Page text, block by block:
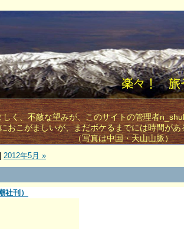
く、不敵な望みが、このサイトの管理者
おこがましいが、まだボケるまでには時間が
（写真は中国・天山山脈）
2012年5月 »
刊）